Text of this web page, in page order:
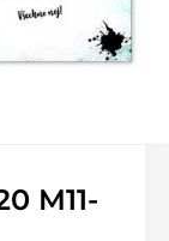
M11-